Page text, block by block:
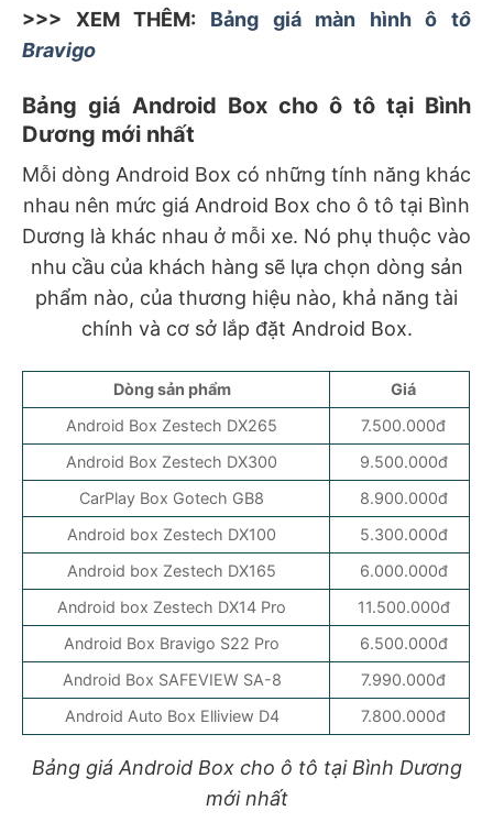
>>> XEM THÊM: Bảng giá màn hình ô tô
Bravigo
Bảng giá Android Box cho ô tô tại Bình
Dương mới nhất
Mỗi dòng Android Box có những tính năng khác
nhau nên mức giá Android Box cho ô tô tại Bình
Dương là khác nhau ở mỗi xe. Nó phụ thuộc vào
nhu cầu của khách hàng sẽ lựa chọn dòng sản
phẩm nào, của thương hiệu nào, khả năng tài
chính và cơ sở lắp đặt Android Box.
Dòng sản phẩm
Giá
Android Box Zestech DX265
7.500.000đ
Android Box Zestech DX300
9.500.000đ
CarPlay Box Gotech GB8
8.900.000đ
Android box Zestech DX100
5.300.000đ
Android box Zestech DX165
6.000.000đ
Android box Zestech DX14 Pro
11.500.000đ
Android Box Bravigo S22 Pro
6.500.000đ
Android Box SAFEVIEW SA-8
7.990.000đ
Android Auto Box Elliview D4
7.800.000đ
Bảng giá Android Box cho ô tô tại Bình Dương
mới nhất